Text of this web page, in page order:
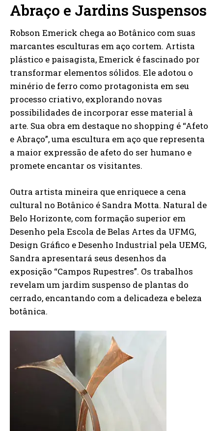
Abraço e Jardins Suspensos
Robson Emerick chega ao Botânico com suas
marcantes esculturas em aço cortem. Artista
plástico e paisagista, Emerick é fascinado por
transformar elementos sólidos. Ele adotou o
minério de ferro como protagonista em seu
processo criativo, explorando novas
possibilidades de incorporar esse material à
arte. Sua obra em destaque no shopping é “Afeto
e Abraço”, uma escultura em aço que representa
a maior expressão de afeto do ser humano e
promete encantar os visitantes.
Outra artista mineira que enriquece a cena
cultural no Botânico é Sandra Motta. Natural de
Belo Horizonte, com formação superior em
Desenho pela Escola de Belas Artes da UFMG,
Design Gráfico e Desenho Industrial pela UEMG,
Sandra apresentará seus desenhos da
exposição “Campos Rupestres”. Os trabalhos
revelam um jardim suspenso de plantas do
cerrado, encantando com a delicadeza e beleza
botânica.